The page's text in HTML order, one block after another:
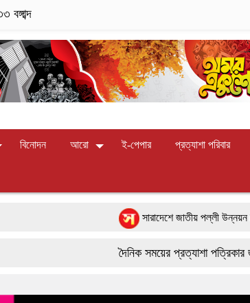
বিনোদন আরো ই-পেপার প্রত্যাশা পরিবার
সারাদেশে জাতীয় পল্লী উন্নয়ন দিবস-
পাংশা সরকারী কলেজে রবীন্দ্র-নজরুল
দৈনিক সময়ের প্রত্যাশা পত্রিকার জন্য